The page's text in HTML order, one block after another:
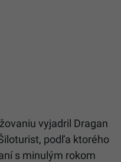
vyjadril Dragan
podľa ktorého
s minulým rokom